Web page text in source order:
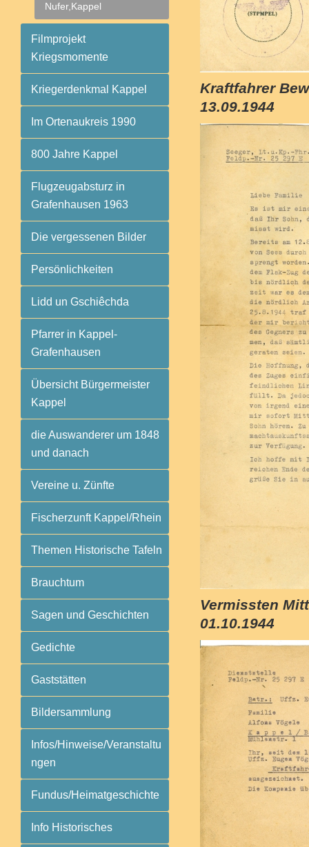
Nufer,Kappel
Filmprojekt
Kriegsmomente
Kriegerdenkmal Kappel
Im Ortenaukreis 1990
800 Jahre Kappel
Flugzeugabsturz in
Grafenhausen 1963
Die vergessenen Bilder
Persönlichkeiten
Lidd un Gschiêchda
Pfarrer in Kappel-
Grafenhausen
Übersicht Bürgermeister
Kappel
die Auswanderer um 1848
und danach
Vereine u. Zünfte
Fischerzunft Kappel/Rhein
Themen Historische Tafeln
Brauchtum
Sagen und Geschichten
Gedichte
Gaststätten
Bildersammlung
Infos/Hinweise/Veranstaltu
ngen
Fundus/Heimatgeschichte
Info Historisches
Kraftfahrer
13.09.1944
Vermissten
01.10.1944